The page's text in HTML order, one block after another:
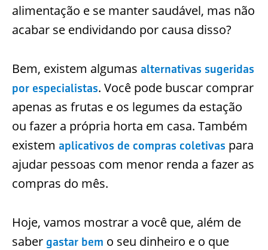
alimentação e se manter saudável, mas não
acabar se endividando por causa disso?
Bem, existem algumas alternativas sugeridas
por especialistas. Você pode buscar comprar
apenas as frutas e os legumes da estação
ou fazer a própria horta em casa. Também
existem aplicativos de compras coletivas para
ajudar pessoas com menor renda a fazer as
compras do mês.
Hoje, vamos mostrar a você que, além de
saber gastar bem o seu dinheiro e o que